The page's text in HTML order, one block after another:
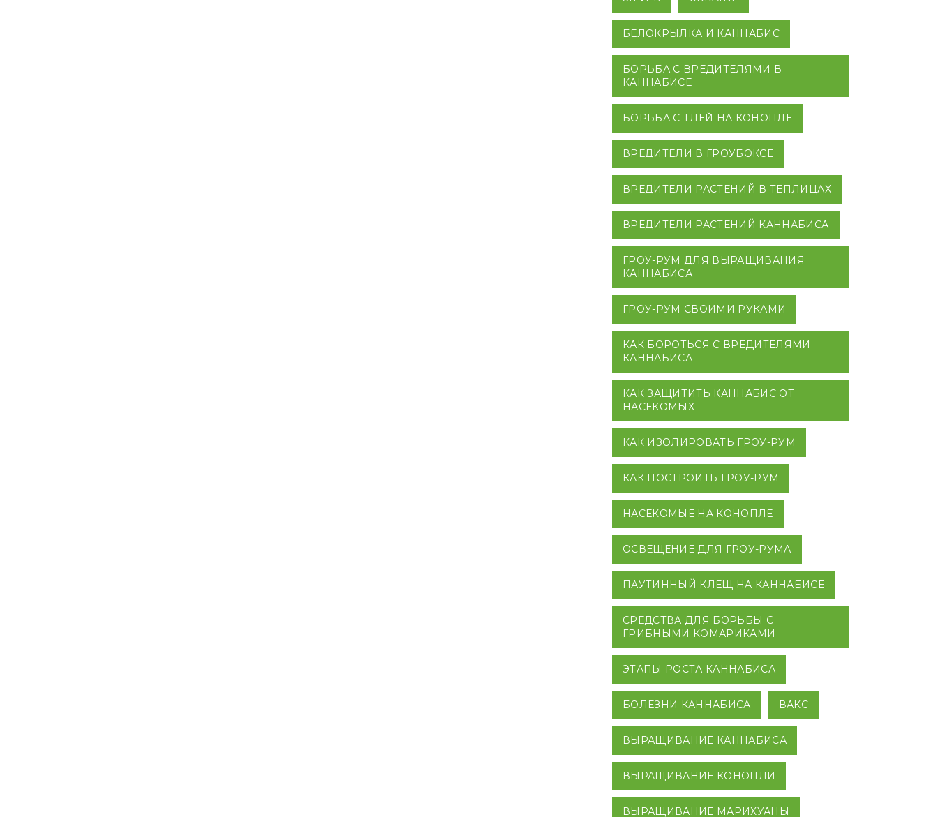
БЕЛОКРЫЛКА И КАННАБИС
БОРЬБА С ВРЕДИТЕЛЯМИ В
КАННАБИСЕ
БОРЬБА С ТЛЕЙ НА КОНОПЛЕ
ВРЕДИТЕЛИ В ГРОУБОКСЕ
ВРЕДИТЕЛИ РАСТЕНИЙ В ТЕПЛИЦАХ
ВРЕДИТЕЛИ РАСТЕНИЙ КАННАБИСА
ГРОУ-РУМ ДЛЯ ВЫРАЩИВАНИЯ
КАННАБИСА
ГРОУ-РУМ СВОИМИ РУКАМИ
КАК БОРОТЬСЯ С ВРЕДИТЕЛЯМИ
КАННАБИСА
КАК ЗАЩИТИТЬ КАННАБИС ОТ
НАСЕКОМЫХ
КАК ИЗОЛИРОВАТЬ ГРОУ-РУМ
КАК ПОСТРОИТЬ ГРОУ-РУМ
НАСЕКОМЫЕ НА КОНОПЛЕ
ОСВЕЩЕНИЕ ДЛЯ ГРОУ-РУМА
ПАУТИННЫЙ КЛЕЩ НА КАННАБИСЕ
СРЕДСТВА ДЛЯ БОРЬБЫ С
ГРИБНЫМИ КОМАРИКАМИ
ЭТАПЫ РОСТА КАННАБИСА
БОЛЕЗНИ КАННАБИСА ВАКС
ВЫРАЩИВАНИЕ КАННАБИСА
ВЫРАЩИВАНИЕ КОНОПЛИ
ВЫРАЩИВАНИЕ МАРИХУАНЫ